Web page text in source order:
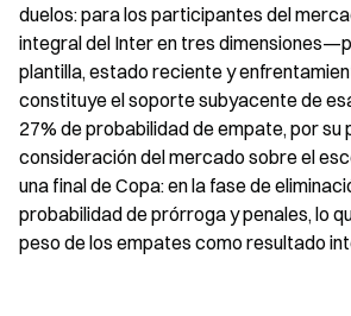
duelos: para los participantes del
integral del Inter en tres
plantilla, estado reciente y
constituye el soporte subyacente de
27% de probabilidad de empate, por su
consideración del mercado sobre el
una final de Copa: en la fase de
probabilidad de prórroga y penales, lo
peso de los empates como resultado